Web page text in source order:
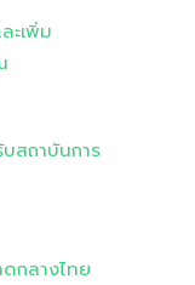
ะเพิ่ม
สถาบันการ
กลางไทย